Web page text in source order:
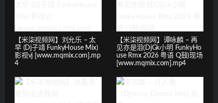
【米柒视频网】刘允乐 – 太
早 (Dj子靖 FunkyHouse Mix)
影视vj [www.mqmix.com].mp
4
【米柒视频网】谭咏麟 – 再
见亦是泪(DjGk小明 FunkyHo
use Rmx 2026 粤语 Q鼓)现场
[www.mqmix.com].mp4